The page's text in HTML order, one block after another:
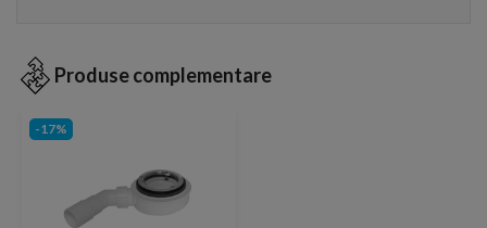
Produse complementare
-17%